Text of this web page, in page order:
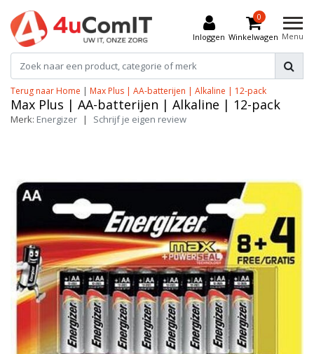
Inloggen
0
Winkelwagen Menu
Terug naar Home | Max Plus | AA-batterijen | Alkaline | 12-pack
Max Plus | AA-batterijen | Alkaline | 12-pack
Merk: Energizer | Schrijf je eigen review